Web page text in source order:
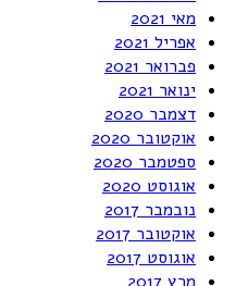
מאי 2021
אפריל 2021
פברואר 2021
ינואר 2021
דצמבר 2020
אוקטובר 2020
ספטמבר 2020
אוגוסט 2020
נובמבר 2017
אוקטובר 2017
אוגוסט 2017